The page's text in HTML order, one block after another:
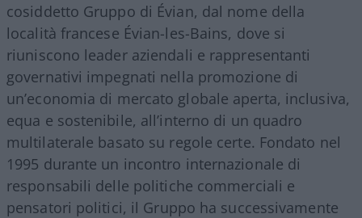
cosiddetto Gruppo di Évian, dal nome della
località francese Évian-les-Bains, dove si
riuniscono leader aziendali e rappresentanti
governativi impegnati nella promozione di
un’economia di mercato globale aperta, inclusiva,
equa e sostenibile, all’interno di un quadro
multilaterale basato su regole certe. Fondato nel
1995 durante un incontro internazionale di
responsabili delle politiche commerciali e
pensatori politici, il Gruppo ha successivamente